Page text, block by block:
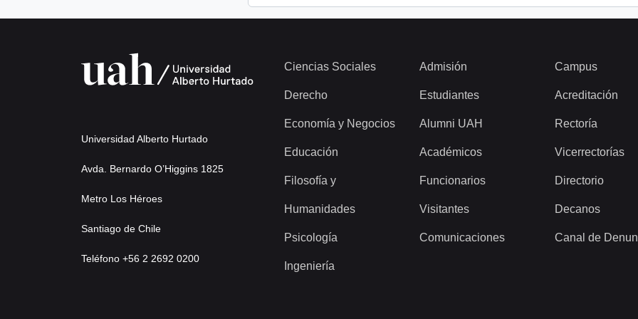
Universidad Alberto Hurtado
Avda. Bernardo O’Higgins 1825
Metro Los Héroes
Santiago de Chile
Teléfono +56 2 2692 0200
Ciencias Sociales
Derecho
Economía y Negocios
Educación
Filosofía y
Humanidades
Psicología
Ingeniería
Admisión
Estudiantes
Alumni UAH
Académicos
Funcionarios
Visitantes
Comunicaciones
Campus
Acreditación
Rectoría
Vicerrectorías
Directorio
Decanos
Canal de